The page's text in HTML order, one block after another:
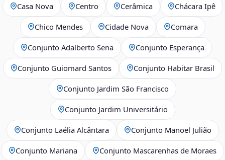
Casa Nova Centro Cerâmica Chácara Ipê
Chico Mendes Cidade Nova Comara
Conjunto Adalberto Sena Conjunto Esperança
Conjunto Guiomard Santos Conjunto Habitar Brasil
Conjunto Jardim São Francisco
Conjunto Jardim Universitário
Conjunto Laélia Alcântara Conjunto Manoel Julião
Conjunto Mariana Conjunto Mascarenhas de Moraes